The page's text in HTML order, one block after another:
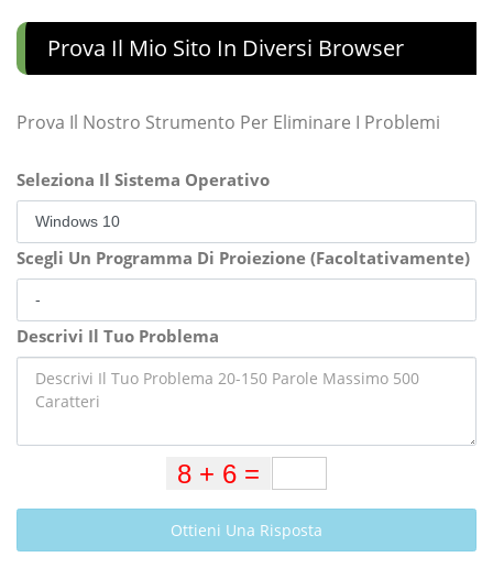
Prova Il Mio Sito In Diversi Browser
Prova Il Nostro Strumento Per Eliminare I Problemi
Seleziona Il Sistema Operativo
Scegli Un Programma Di Proiezione (Facoltativamente)
Descrivi Il Tuo Problema
Ottieni Una Risposta